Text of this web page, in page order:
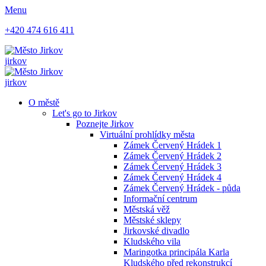
Menu
+420 474 616 411
jirkov
jirkov
O městě
Let's go to Jirkov
Poznejte Jirkov
Virtuální prohlídky města
Zámek Červený Hrádek 1
Zámek Červený Hrádek 2
Zámek Červený Hrádek 3
Zámek Červený Hrádek 4
Zámek Červený Hrádek - půda
Informační centrum
Městská věž
Městské sklepy
Jirkovské divadlo
Kludského vila
Maringotka principála Karla
Kludského před rekonstrukcí